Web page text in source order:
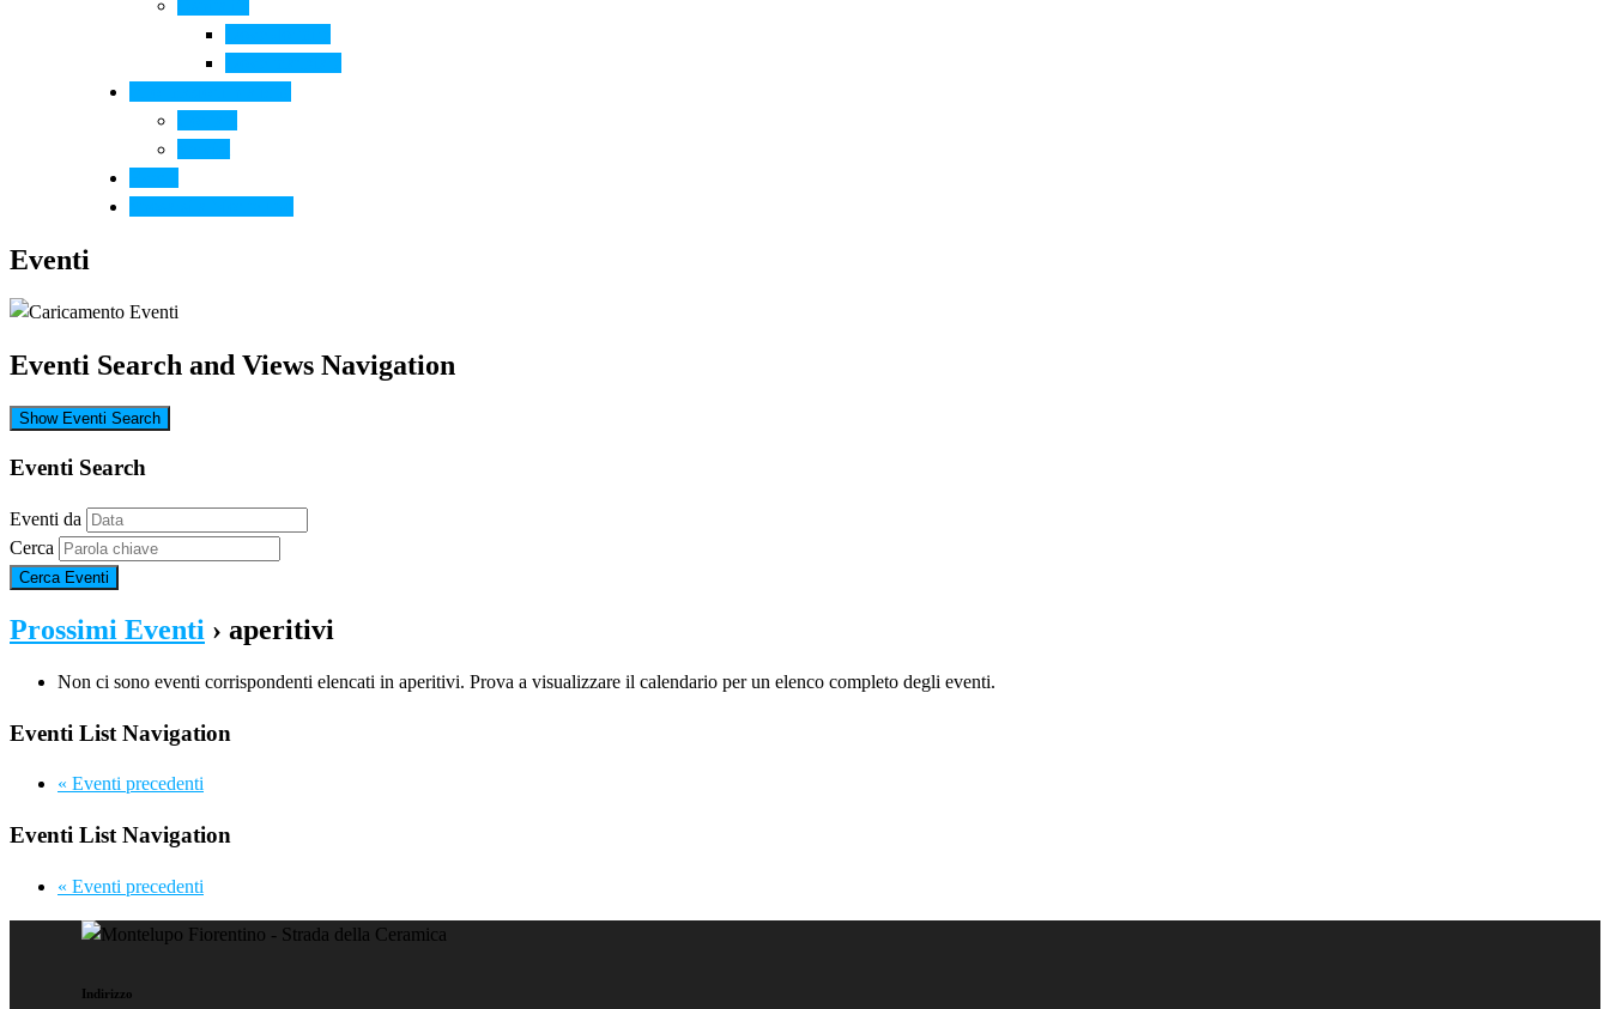
Eventi
Eventi Search and Views Navigation
Show Eventi Search
Eventi Search
Eventi da
Cerca
Prossimi Eventi › aperitivi
Non ci sono eventi corrispondenti elencati in aperitivi. Prova a visualizzare il calendario per un elenco completo degli eventi.
Eventi List Navigation
« Eventi precedenti
Eventi List Navigation
« Eventi precedenti
Indirizzo